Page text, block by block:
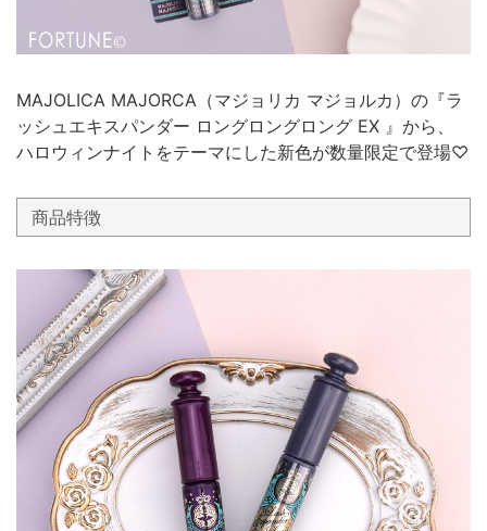
MAJOLICA MAJORCA（マジョリカ マジョルカ）の『ラ
ッシュエキスパンダー ロングロングロング EX 』から、
ハロウィンナイトをテーマにした新色が数量限定で登場♡
商品特徴